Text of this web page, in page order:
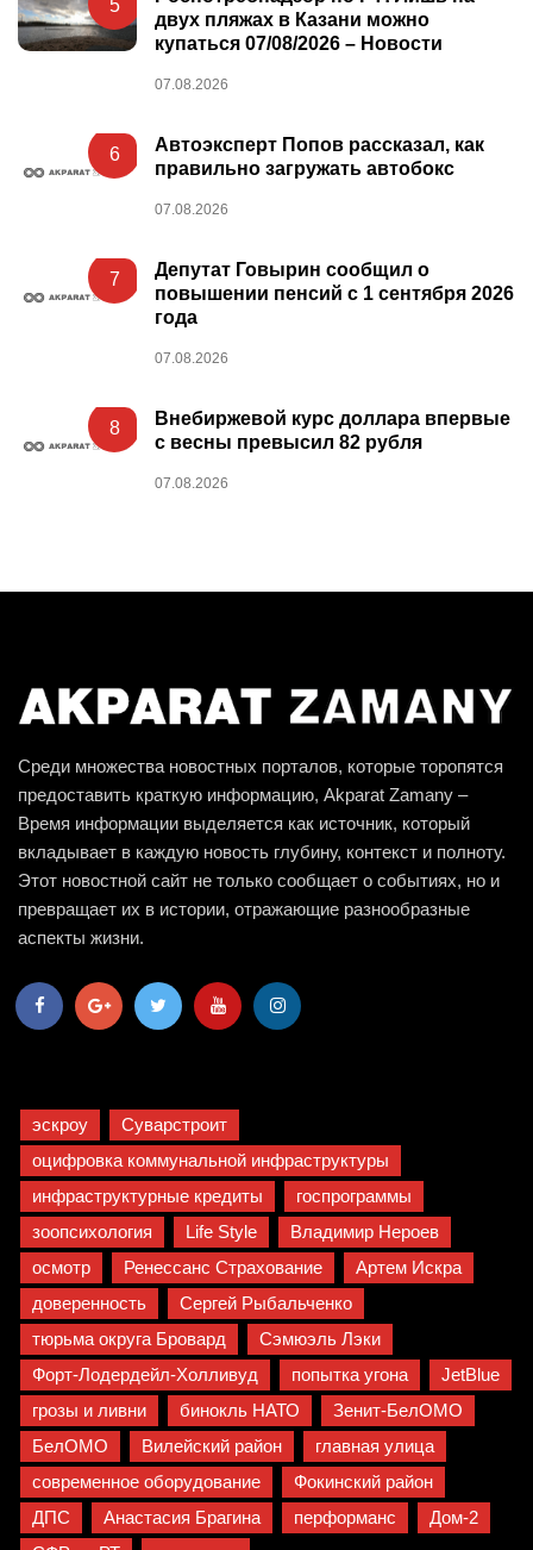
5
двух пляжах в Казани можно
купаться 07/08/2026 – Новости
07.08.2026
6
Автоэксперт Попов рассказал, как
правильно загружать автобокс
07.08.2026
7
Депутат Говырин сообщил о
повышении пенсий с 1 сентября 2026
года
07.08.2026
8
Внебиржевой курс доллара впервые
с весны превысил 82 рубля
07.08.2026
Среди множества новостных порталов, которые торопятся
предоставить краткую информацию, Akparat Zamany –
Время информации выделяется как источник, который
вкладывает в каждую новость глубину, контекст и полноту.
Этот новостной сайт не только сообщает о событиях, но и
превращает их в истории, отражающие разнообразные
аспекты жизни.
эскроу
Суварстроит
оцифровка коммунальной инфраструктуры
инфраструктурные кредиты
госпрограммы
зоопсихология
Life Style
Владимир Нероев
осмотр
Ренессанс Страхование
Артем Искра
доверенность
Сергей Рыбальченко
тюрьма округа Бровард
Сэмюэль Лэки
Форт-Лодердейл-Холливуд
попытка угона
JetBlue
грозы и ливни
бинокль НАТО
Зенит-БелОМО
БелОМО
Вилейский район
главная улица
современное оборудование
Фокинский район
ДПС
Анастасия Брагина перформанс
Дом-2